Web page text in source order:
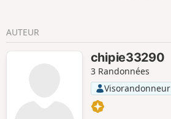
AUTEUR
chipie33290
3 Randonnées
Visorandonneur